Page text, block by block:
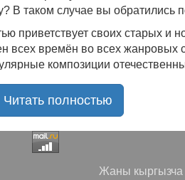
В таком случае вы обратились
приветствует своих старых и
всех времён во всех жанровых
композиции
качественной музыки в
альбомы
и новые релизы этого
музыкальный ассортимент на
подходит к
Читать полностью
Жаны кыргызча